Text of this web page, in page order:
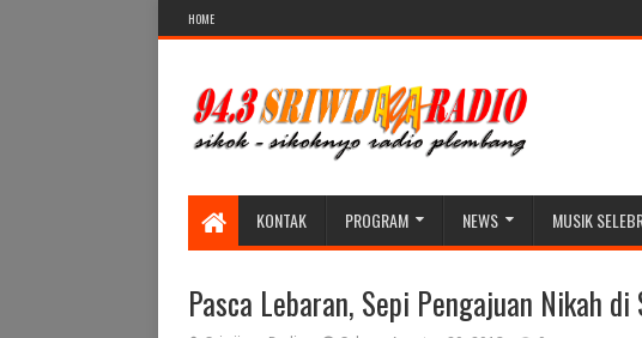
HOME
KONTAK PROGRAM NEWS MUSIK
Pasca Lebaran, Sepi Pengajuan Nikah